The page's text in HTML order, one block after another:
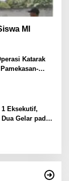
MI
Katarak
1 Eksekutif,
Gelar pada